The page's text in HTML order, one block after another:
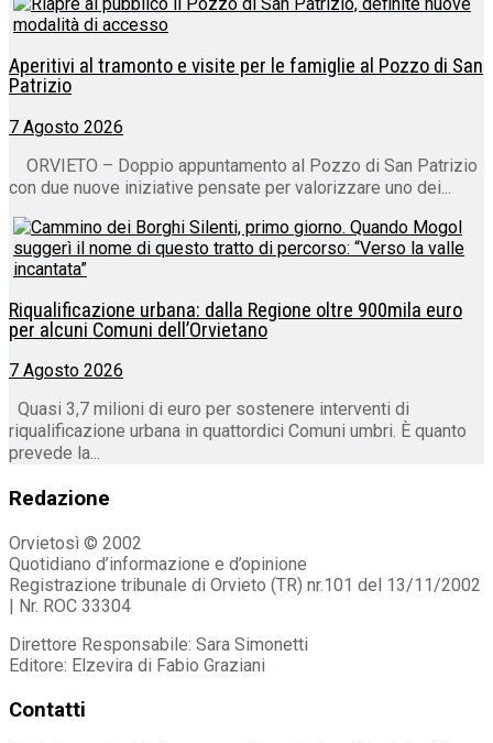
Aperitivi al tramonto e visite per le famiglie al Pozzo di San
Patrizio
7 Agosto 2026
ORVIETO – Doppio appuntamento al Pozzo di San Patrizio
con due nuove iniziative pensate per valorizzare uno dei...
Riqualificazione urbana: dalla Regione oltre 900mila euro
per alcuni Comuni dell’Orvietano
7 Agosto 2026
Quasi 3,7 milioni di euro per sostenere interventi di
riqualificazione urbana in quattordici Comuni umbri. È quanto
prevede la...
Redazione
Orvietosì © 2002
Quotidiano d’informazione e d’opinione
Registrazione tribunale di Orvieto (TR) nr.101 del 13/11/2002
| Nr. ROC 33304
Direttore Responsabile: Sara Simonetti
Editore: Elzevira di Fabio Graziani
Contatti